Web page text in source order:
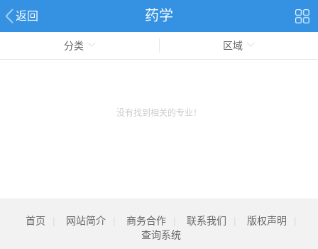
返回 药学
分类 区域
没有找到相关的专业！
首页 网站简介 商务合作 联系我们 版权声明
查询系统